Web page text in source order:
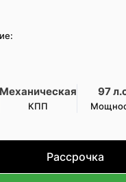
Механическая
КПП
97
Рассрочка